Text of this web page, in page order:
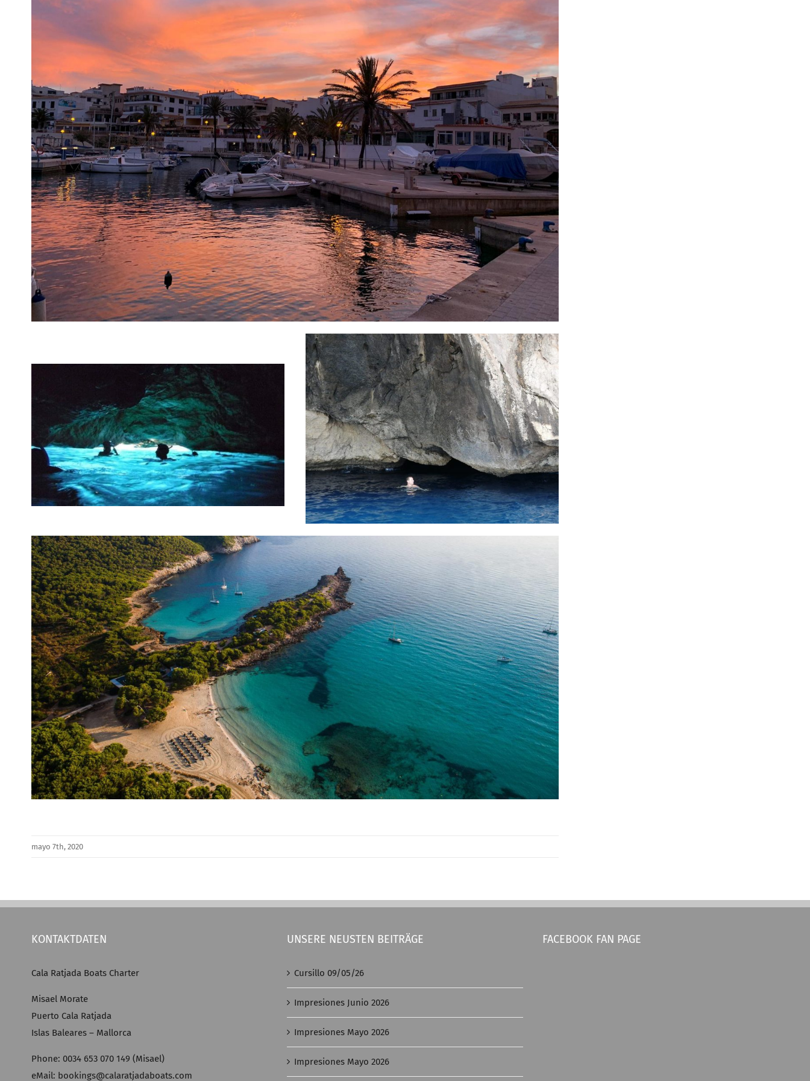
mayo 7th, 2020
KONTAKTDATEN
Cala Ratjada Boats Charter
Misael Morate
Puerto Cala Ratjada
Islas Baleares – Mallorca
Phone: 0034 653 070 149 (Misael)
eMail: bookings@calaratjadaboats.com
UNSERE NEUSTEN BEITRÄGE
Cursillo 09/05/26
Impresiones Junio 2026
Impresiones Mayo 2026
Impresiones Mayo 2026
FACEBOOK FAN PAGE